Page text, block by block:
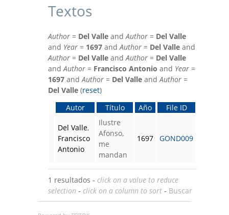
Textos
Author = Del Valle andAuthor = Del Valle
and Year = 1697 andAuthor = Del Valle and
Author = Del Valle andAuthor = Del Valle
andAuthor = Francisco Antonio and Year =
1697 andAuthor = Del Valle andAuthor =
Del Valle (reset)
Autor
Título Año File ID
Del Valle,
Francisco
Antonio
Ilustre
Afonso,
me
mandan
1697 GOND009
1 resultados - click on a value to reduce
selection - click on a column to sort - Buscar